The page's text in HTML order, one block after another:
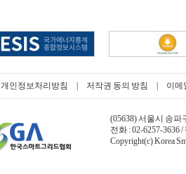
개인정보처리방침 저작권 동의 방침 이메
(05638) 서울시 송파
전화 : 02-6257-3636
Copyright(c) Korea